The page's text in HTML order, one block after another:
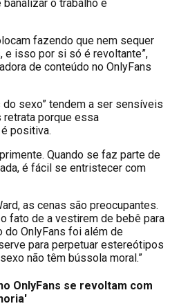
o trabalho e
fazendo que nem sequer
e isso por si só é revoltante”,
de conteúdo no OnlyFans
do sexo” tendem a ser sensíveis
porque essa
positiva.
Quando se faz parte de
é fácil se entristecer com
as cenas são preocupantes.
fato de a vestirem de bebê para
OnlyFans foi além de
para perpetuar estereótipos
não têm bússola moral.”
OnlyFans se revoltam com